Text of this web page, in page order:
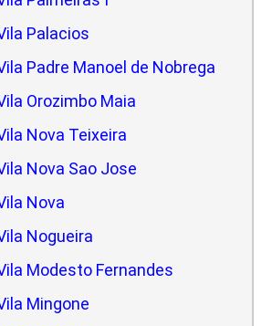
Palacios
Padre Manoel de Nobrega
Orozimbo Maia
Nova Teixeira
Nova Sao Jose
Nova
Nogueira
Modesto Fernandes
Mingone